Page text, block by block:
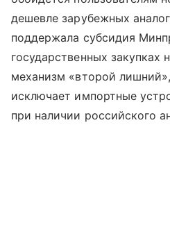
дешевле зарубежных
поддержала субсидия
государственных закупках
механизм «второй
исключает импортные
при наличии российского